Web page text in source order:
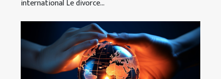
international Le divorce...